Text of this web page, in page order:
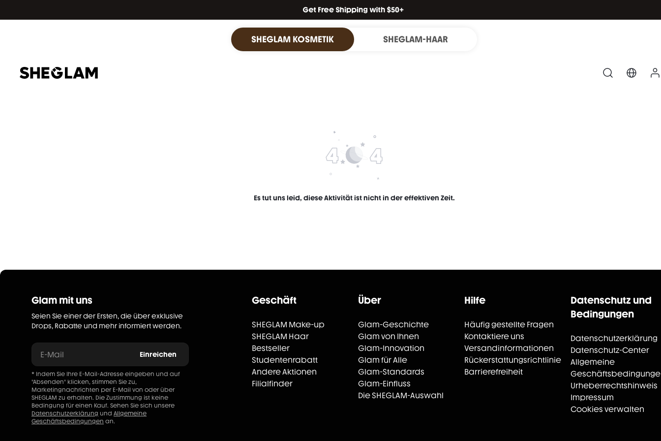
SHEGLAM KOSMETIK SHEGLAM-HAAR
Es tut uns leid, diese Aktivität ist nicht in der effektiven Zeit.
Glam mit uns
Seien Sie einer der Ersten, die über exklusive
Drops, Rabatte und mehr informiert werden.
E-Mail Einreichen
* Indem Sie Ihre E-Mail-Adresse eingeben und auf
"Absenden" klicken, stimmen Sie zu,
Marketingnachrichten per E-Mail von oder über
SHEGLAM zu erhalten. Die Zustimmung ist keine
Bedingung für einen Kauf. Sehen Sie sich unsere
Datenschutzerklärung und Allgemeine
Geschäftsbedingungen an.
Geschäft
SHEGLAM Make-up
SHEGLAM Haar
Bestseller
Studentenrabatt
Andere Aktionen
Filialfinder
Über
Glam-Geschichte
Glam von Ihnen
Glam-Innovation
Glam für Alle
Glam-Standards
Glam-Einfluss
Die SHEGLAM-Auswahl
Hilfe
Häufig gestellte Fragen
Kontaktiere uns
Versandinformationen
Rückerstattungsrichtlinie
Barrierefreiheit
Datenschutz und
Bedingungen
Datenschutzerklärung
Datenschutz-Center
Allgemeine
Urheberrechtshinweis
Impressum
Cookies verwalten